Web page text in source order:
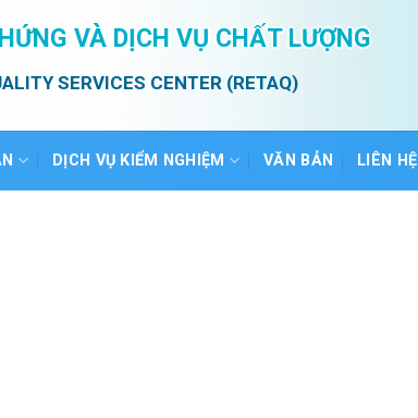
VÀ DỊCH VỤ CHẤT LƯỢNG
SERVICES CENTER (RETAQ)
DỊCH VỤ KIỂM NGHIỆM VĂN BẢN LIÊN HỆ